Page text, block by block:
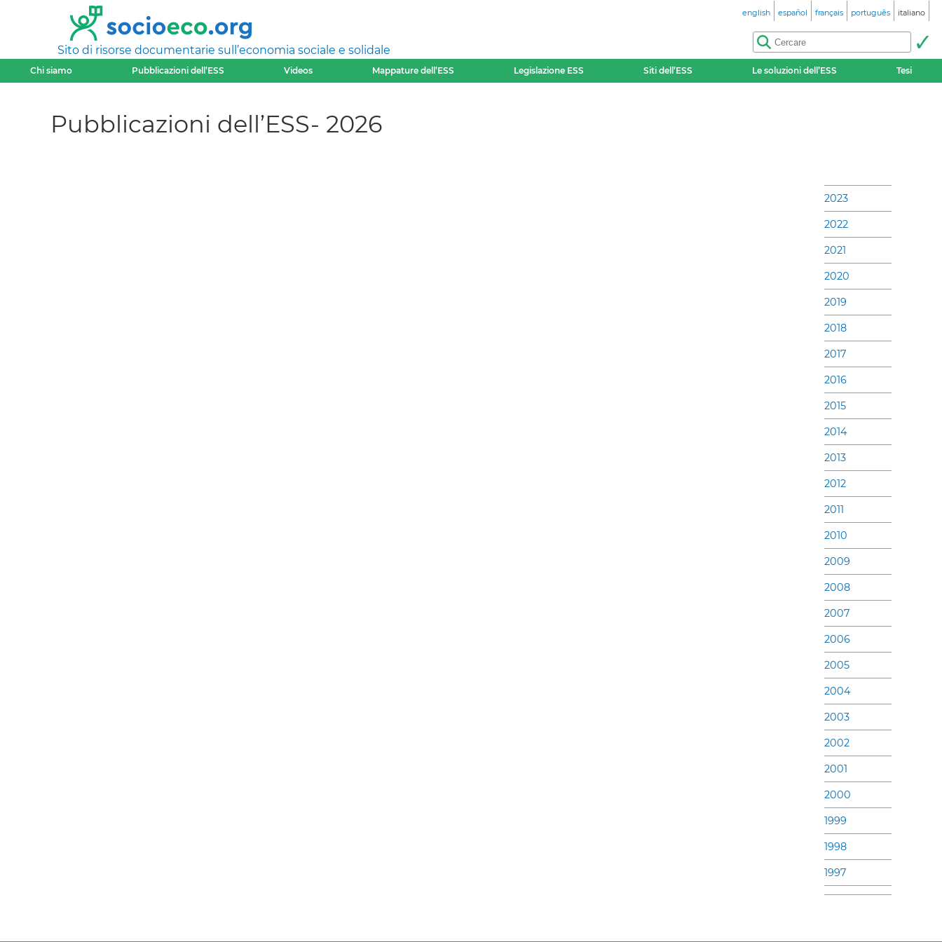
Sito di risorse documentarie sull’economia sociale e solidale
english español français português italiano
Chi siamo Pubblicazioni dell’ESS Videos Mappature dell’ESS Legislazione ESS Siti dell’ESS Le soluzioni dell’ESS Tesi
Pubblicazioni dell’ESS- 2026
2023
2022
2021
2020
2019
2018
2017
2016
2015
2014
2013
2012
2011
2010
2009
2008
2007
2006
2005
2004
2003
2002
2001
2000
1999
1998
1997